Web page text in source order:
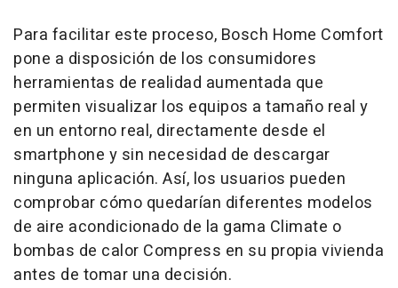
Para facilitar este proceso, Bosch Home Comfort
pone a disposición de los consumidores
herramientas de realidad aumentada que
permiten visualizar los equipos a tamaño real y
en un entorno real, directamente desde el
smartphone y sin necesidad de descargar
ninguna aplicación. Así, los usuarios pueden
comprobar cómo quedarían diferentes modelos
de aire acondicionado de la gama Climate o
bombas de calor Compress en su propia vivienda
antes de tomar una decisión.